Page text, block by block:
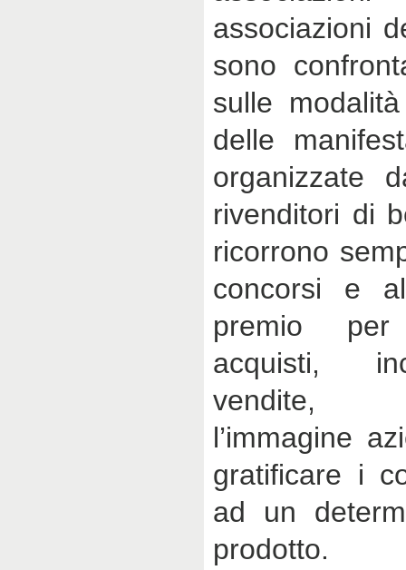
associazioni
sono
sulle
delle
organizzate
rivenditori di
ricorrono
concorsi e
premio
acquisti,
vendite,
l’immagine
gratificare i
ad un
prodotto.